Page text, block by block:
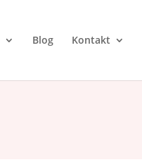
Blog Kontakt